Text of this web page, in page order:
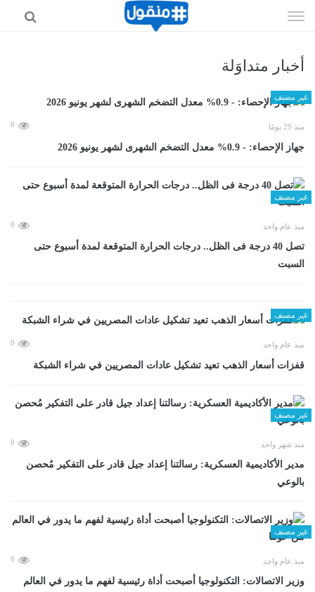
الى
أخبار متداوَلة
غير مصنف
منذ 29 يومًا 0
جهاز الإحصاء: - 0.9% معدل التضخم الشهرى لشهر يونيو 2026
غير مصنف
منذ عام واحد 0
تصل 40 درجة فى الظل.. درجات الحرارة المتوقعة لمدة أسبوع حتى
السبت
غير مصنف
منذ عام واحد 0
قفزات أسعار الذهب تعيد تشكيل عادات المصريين في شراء الشبكة
غير مصنف
منذ شهر واحد 0
مدير الأكاديمية العسكرية: رسالتنا إعداد جيل قادر على التفكير مُحصن
بالوعي
غير مصنف
منذ عام واحد 0
وزير الاتصالات: التكنولوجيا أصبحت أداة رئيسية لفهم ما يدور في العالم